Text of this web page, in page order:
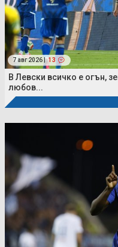
7 авг 2026 | 13
В Левски всичко е огън,
любов...